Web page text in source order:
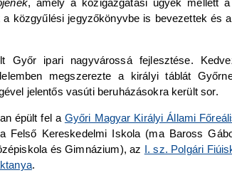
közgyűlési jegyzőkönyvbe is bevezettek és
ipari nagyvárossá fejlesztése.
megszerezte a királyi táblát
jelentős vasúti beruházásokra került sor.
épült fel a Győri Magyar Királyi Állami
Kereskedelmi Iskola (ma Baross
és Gimnázium), az I. sz. Polgári
.